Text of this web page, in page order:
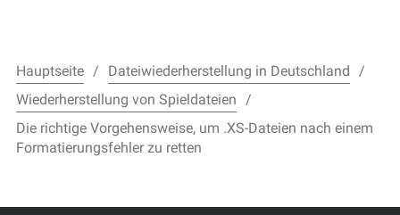
Hauptseite
Dateiwiederherstellung in Deutschland
Wiederherstellung von Spieldateien
Die richtige Vorgehensweise, um .XS-Dateien nach einem
Formatierungsfehler zu retten